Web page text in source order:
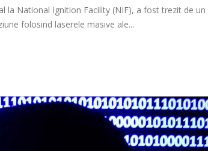
la National Ignition Facility (NIF), a fost trezit de un
folosind laserele masive ale...